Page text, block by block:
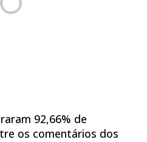
92,66% de
os comentários dos